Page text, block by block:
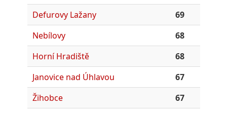
Defurovy Lažany
69
Nebílovy
68
Horní Hradiště
68
Janovice nad Úhlavou
67
Žihobce
67